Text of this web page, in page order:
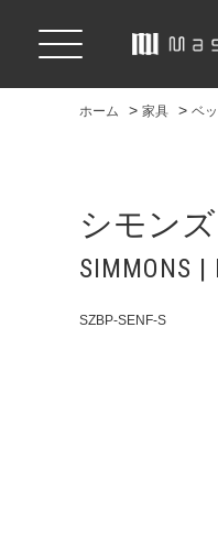
ホーム > 家具 > ベ
シモン
SIMMONS
SZBP-SENF-S